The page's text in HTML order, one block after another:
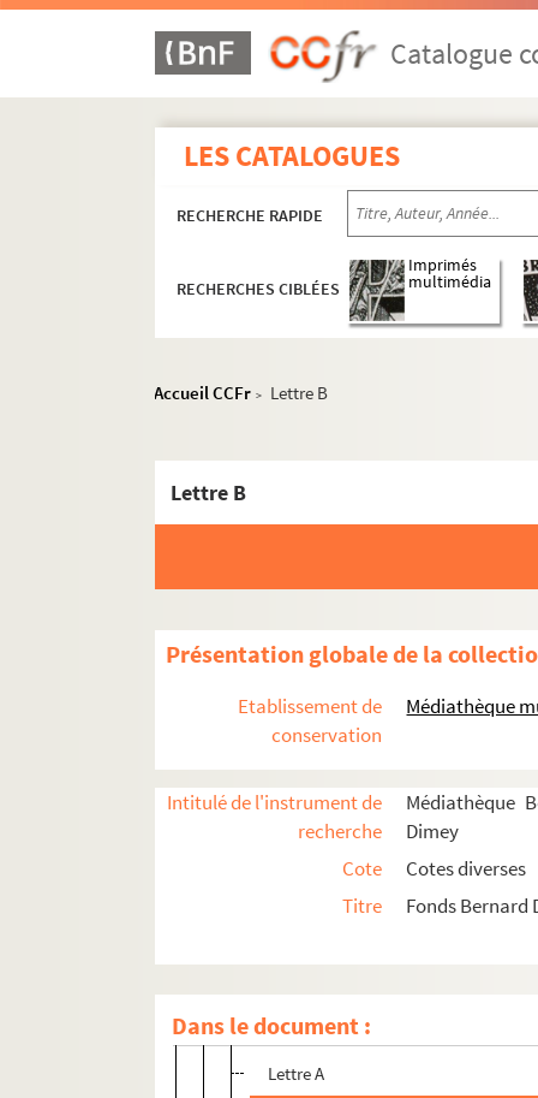
Catalogue
LES CATALOGUES
RECHERCHE RAPIDE
RECHERCHES CIBLÉES
Imprimés
multimédia
Accueil CCFr > Lettre B
Lettre B
Présentation globale de la
Etablissement de
conservation
Médiathèque
Intitulé de l'instrument de
recherche
Médiathèque
Dimey
Cote
Cotes diverses
Titre
Fonds Bernard
Dans le document :
Bernard Dimey
S – FD – 03-Fi01. Photographies
S – FD – 03-Fi02. Diapositives
S – FD – 04-Fi03-V33. Vinyles 33 tours
Vinyle 45 tours
Disques Compacts
Documentaires audio
Lettre A